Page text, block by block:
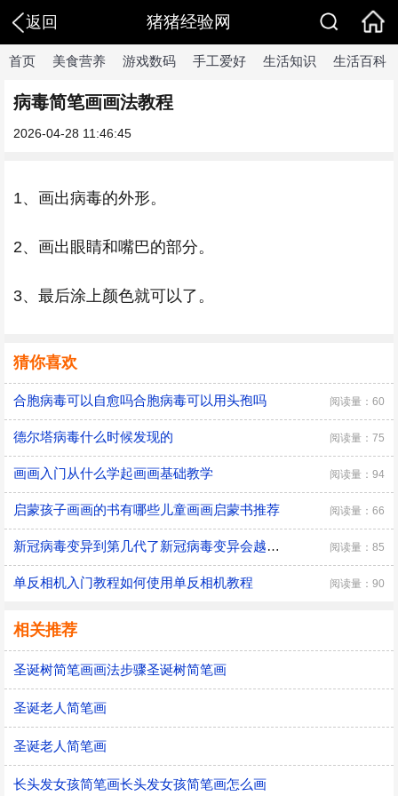
返回 猪猪经验网
首页 美食营养 游戏数码 手工爱好 生活知识 生活百科
病毒简笔画画法教程
2026-04-28 11:46:45
1、画出病毒的外形。
2、画出眼睛和嘴巴的部分。
3、最后涂上颜色就可以了。
猜你喜欢
合胞病毒可以自愈吗合胞病毒可以用头孢吗 阅读量：60
德尔塔病毒什么时候发现的 阅读量：75
画画入门从什么学起画画基础教学 阅读量：94
启蒙孩子画画的书有哪些儿童画画启蒙书推荐 阅读量：66
新冠病毒变异到第几代了新冠病毒变异会越来越弱吗 阅读量：85
单反相机入门教程如何使用单反相机教程 阅读量：90
相关推荐
圣诞树简笔画画法步骤圣诞树简笔画
圣诞老人简笔画
圣诞老人简笔画
长头发女孩简笔画长头发女孩简笔画怎么画